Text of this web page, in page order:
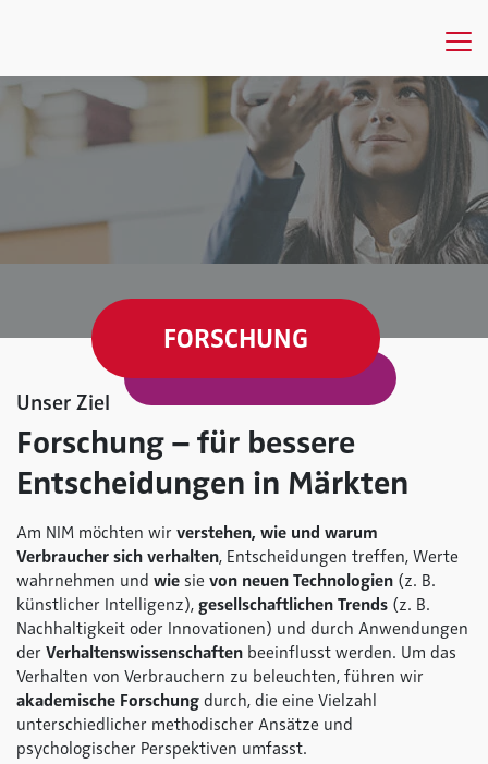
FORSCHUNG
Unser Ziel
Forschung – für bessere
Entscheidungen in Märkten
Am NIM möchten wir verstehen, wie und warum
Verbraucher sich verhalten, Entscheidungen treffen, Werte
wahrnehmen und wie sie von neuen Technologien (z. B.
künstlicher Intelligenz), gesellschaftlichen Trends (z. B.
Nachhaltigkeit oder Innovationen) und durch Anwendungen
der Verhaltenswissenschaften beeinflusst werden. Um das
Verhalten von Verbrauchern zu beleuchten, führen wir
akademische Forschung durch, die eine Vielzahl
unterschiedlicher methodischer Ansätze und
psychologischer Perspektiven umfasst.